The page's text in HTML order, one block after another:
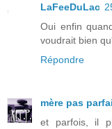
LaFeeDuLac
Oui enfin
voudrait bien
Répondre
mère pas
et parfois, il